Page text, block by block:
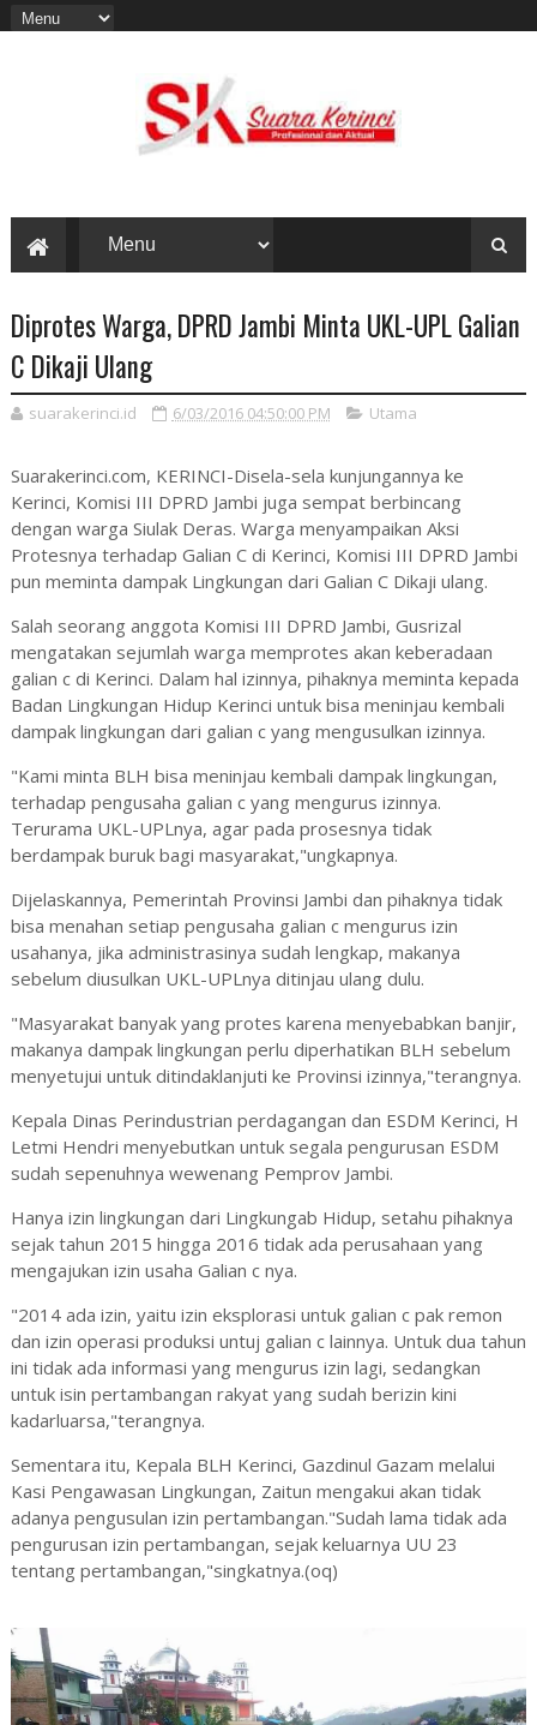
Diprotes Warga, DPRD Jambi Minta UKL-UPL Galian
C Dikaji Ulang
suarakerinci.id 6/03/2016 04:50:00 PM Utama
Suarakerinci.com, KERINCI-Disela-sela kunjungannya ke
Kerinci, Komisi III DPRD Jambi juga sempat berbincang
dengan warga Siulak Deras. Warga menyampaikan Aksi
Protesnya terhadap Galian C di Kerinci, Komisi III DPRD Jambi
pun meminta dampak Lingkungan dari Galian C Dikaji ulang.
Salah seorang anggota Komisi III DPRD Jambi, Gusrizal
mengatakan sejumlah warga memprotes akan keberadaan
galian c di Kerinci. Dalam hal izinnya, pihaknya meminta kepada
Badan Lingkungan Hidup Kerinci untuk bisa meninjau kembali
dampak lingkungan dari galian c yang mengusulkan izinnya.
"Kami minta BLH bisa meninjau kembali dampak lingkungan,
terhadap pengusaha galian c yang mengurus izinnya.
Terurama UKL-UPLnya, agar pada prosesnya tidak
berdampak buruk bagi masyarakat,"ungkapnya.
Dijelaskannya, Pemerintah Provinsi Jambi dan pihaknya tidak
bisa menahan setiap pengusaha galian c mengurus izin
usahanya, jika administrasinya sudah lengkap, makanya
sebelum diusulkan UKL-UPLnya ditinjau ulang dulu.
"Masyarakat banyak yang protes karena menyebabkan banjir,
makanya dampak lingkungan perlu diperhatikan BLH sebelum
menyetujui untuk ditindaklanjuti ke Provinsi izinnya,"terangnya.
Kepala Dinas Perindustrian perdagangan dan ESDM Kerinci, H
Letmi Hendri menyebutkan untuk segala pengurusan ESDM
sudah sepenuhnya wewenang Pemprov Jambi.
Hanya izin lingkungan dari Lingkungab Hidup, setahu pihaknya
sejak tahun 2015 hingga 2016 tidak ada perusahaan yang
mengajukan izin usaha Galian c nya.
"2014 ada izin, yaitu izin eksplorasi untuk galian c pak remon
dan izin operasi produksi untuj galian c lainnya. Untuk dua tahun
ini tidak ada informasi yang mengurus izin lagi, sedangkan
untuk isin pertambangan rakyat yang sudah berizin kini
kadarluarsa,"terangnya.
Sementara itu, Kepala BLH Kerinci, Gazdinul Gazam melalui
Kasi Pengawasan Lingkungan, Zaitun mengakui akan tidak
adanya pengusulan izin pertambangan."Sudah lama tidak ada
pengurusan izin pertambangan, sejak keluarnya UU 23
tentang pertambangan,"singkatnya.(oq)